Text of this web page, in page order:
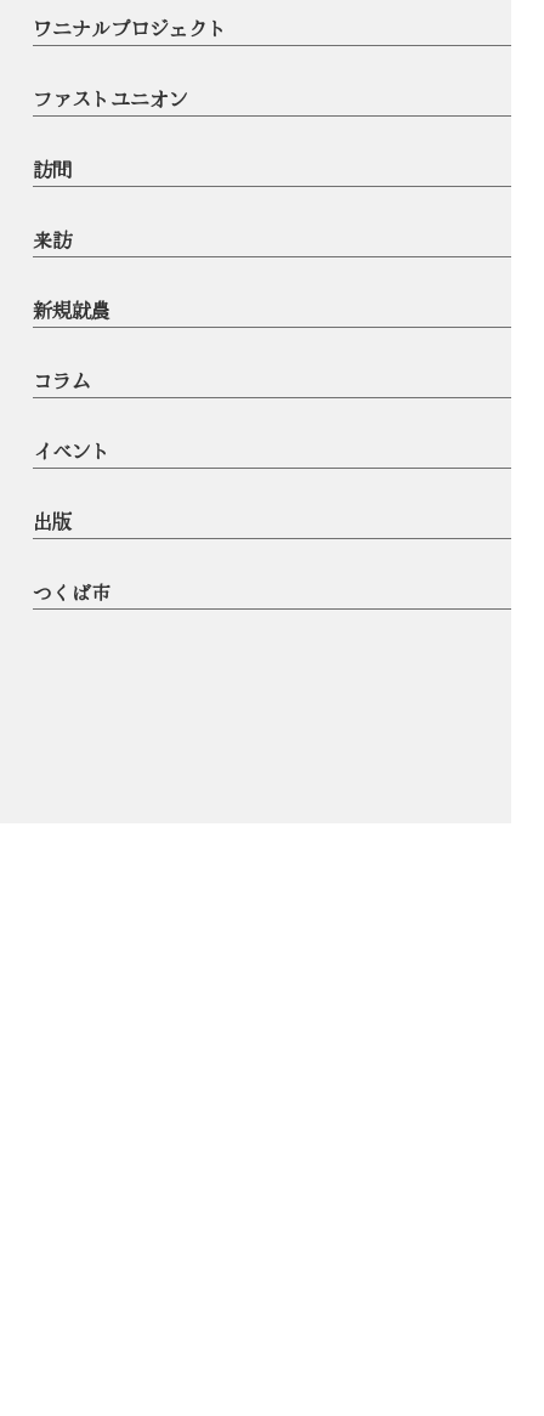
ワニナルプロジェクト
ファストユニオン
訪問
来訪
新規就農
コラム
イベント
出版
つくば市